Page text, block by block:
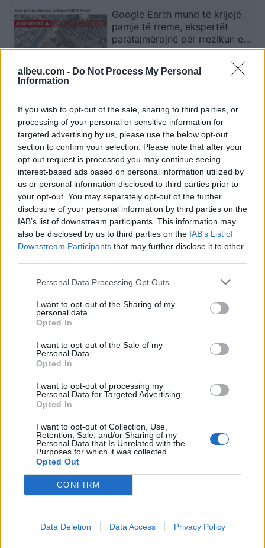
albeu.com - Do Not Process My Personal
Information
If you wish to opt-out of the sale, sharing to third parties, or
processing of your personal or sensitive information for
targeted advertising by us, please use the below opt-out
section to confirm your selection. Please note that after your
opt-out request is processed you may continue seeing
interest-based ads based on personal information utilized by
us or personal information disclosed to third parties prior to
your opt-out. You may separately opt-out of the further
disclosure of your personal information by third parties on the
IAB’s list of downstream participants. This information may
also be disclosed by us to third parties on the IAB’s List of
Downstream Participants that may further disclose it to other
Personal Data Processing Opt Outs
I want to opt-out of the Sharing of my
personal data.
Opted In
I want to opt-out of the Sale of my
Personal Data.
Opted In
I want to opt-out of processing my
Personal Data for Targeted Advertising.
Opted In
I want to opt-out of Collection, Use,
Retention, Sale, and/or Sharing of my
Personal Data that Is Unrelated with the
Purposes for which it was collected.
Opted Out
CONFIRM
Data Deletion Data Access Privacy Policy
Google Earth mund të krijojë
pamje të rreme, ekspertët
paralajmërojnë për rrezikun e
dezinformimit
kërkojnë frenimin e zhvillimit të
IA-së
Pse e prekim vazhdimisht
butonin e ashensorit edhe pasi
është aktivizuar? Shpjegimi që
jep psikologjia
Esim for Global|Esim for Europe|Esim for Caribbean
Esim for USA| Esim for Italy|Esim for Spain
for Turkey|Esim for Germany|Esim for Greece|Esim
Esim for World Cup 2026
for China| Esim for United Kingdom |Esim for Africa